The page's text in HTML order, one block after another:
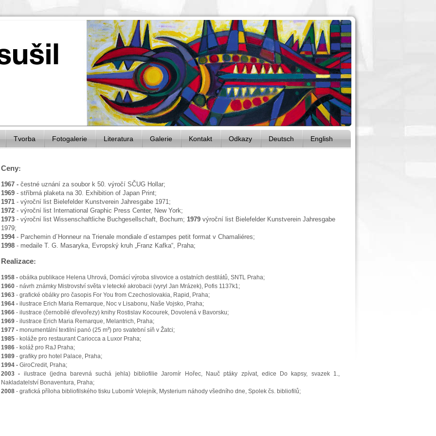
Tvorba Fotogalerie Literatura Galerie Kontakt Odkazy Deutsch English
Ceny:
1967 - čestné uznání za soubor k 50. výročí SČUG Hollar;
1969 - stříbrná plaketa na 30. Exhibition of Japan Print;
1971 - výroční list Bielefelder Kunstverein Jahresgabe 1971;
1972 - výroční list International Graphic Press Center, New York;
1973 - výroční list Wissenschaftliche Buchgesellschaft, Bochum; 1979 výroční list Bielefelder Kunstverein Jahresgabe
1979;
1994- Parchemin d´Honneur na Trienale mondiale d´estampes petit format v Chamaliéres;
1998 - medaile T. G. Masaryka, Evropský kruh „Franz Kafka“, Praha;
Realizace:
1958 - obálka publikace Helena Uhrová, Domácí výroba slivovice a ostatních destilátů, SNTL Praha;
1960 - návrh známky Mistrovství světa v letecké akrobacii (vyryl Jan Mrázek), Pofis 1137k1;
1963 - grafické obálky pro časopis For You from Czechoslovakia, Rapid, Praha;
1964 - ilustrace Erich Maria Remarque, Noc v Lisabonu, Naše Vojsko, Praha;
1966 - ilustrace (černobílé dřevořezy) knihy Rostislav Kocourek, Dovolená v Bavorsku;
1969 - ilustrace Erich Maria Remarque, Melantrich, Praha;
1977 - monumentální textilní panó (25 m²) pro svatební síň v Žatci;
1985 - koláže pro restaurant Cariocca a Luxor Praha;
1986 - koláž pro RaJ Praha;
1989 - grafiky pro hotel Palace, Praha;
1994 - GiroCredit, Praha;
2003 - ilustrace (jedna barevná suchá jehla) bibliofilie Jaromír Hořec, Nauč ptáky zpívat, edice Do kapsy, svazek 1.,
Nakladatelství Bonaventura, Praha;
2008 - grafická příloha bibliofilského tisku Lubomír Volejník, Mysterium náhody všedního dne, Spolek čs. bibliofilů;